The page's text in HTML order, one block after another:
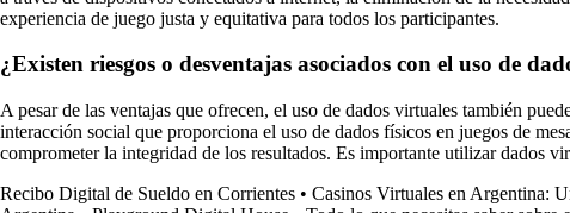
experiencia de juego justa y equitativa para todos los participantes.
¿Existen riesgos o desventajas asociados con el uso de
A pesar de las ventajas que ofrecen, el uso de dados virtuales también
interacción social que proporciona el uso de dados físicos en juegos de
comprometer la integridad de los resultados. Es importante utilizar dados
Recibo Digital de Sueldo en Corrientes • Casinos Virtuales en Argentina: